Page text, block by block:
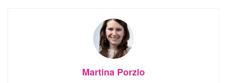
Martina Porzio